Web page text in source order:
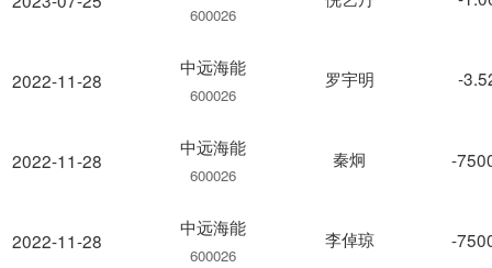
2022-11-28
2022-11-28
2022-11-28
600026
中远海能
600026
罗宇明 -
中远海能
600026
秦炯 -
中远海能
600026
李倬琼 -